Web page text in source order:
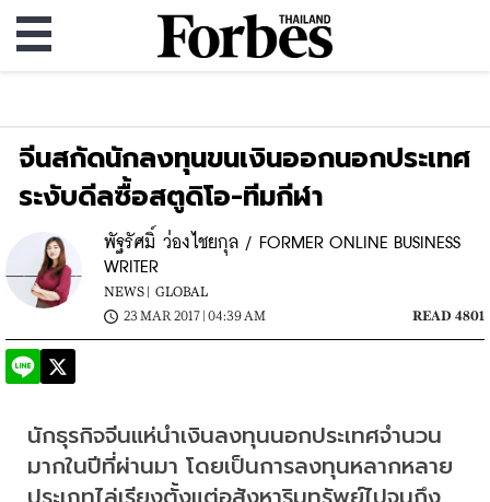
จีนสกัดนักลงทุนขนเงินออกนอกประเทศ
ระงับดีลซื้อสตูดิโอ-ทีมกีฬา
พัฐรัศมิ์ ว่องไชยกุล / FORMER ONLINE BUSINESS
WRITER
NEWS |
GLOBAL
23 MAR 2017 | 04:39 AM
READ 4801
นักธุรกิจจีนแห่นำเงินลงทุนนอกประเทศจำนวน
มากในปีที่ผ่านมา โดยเป็นการลงทุนหลากหลาย